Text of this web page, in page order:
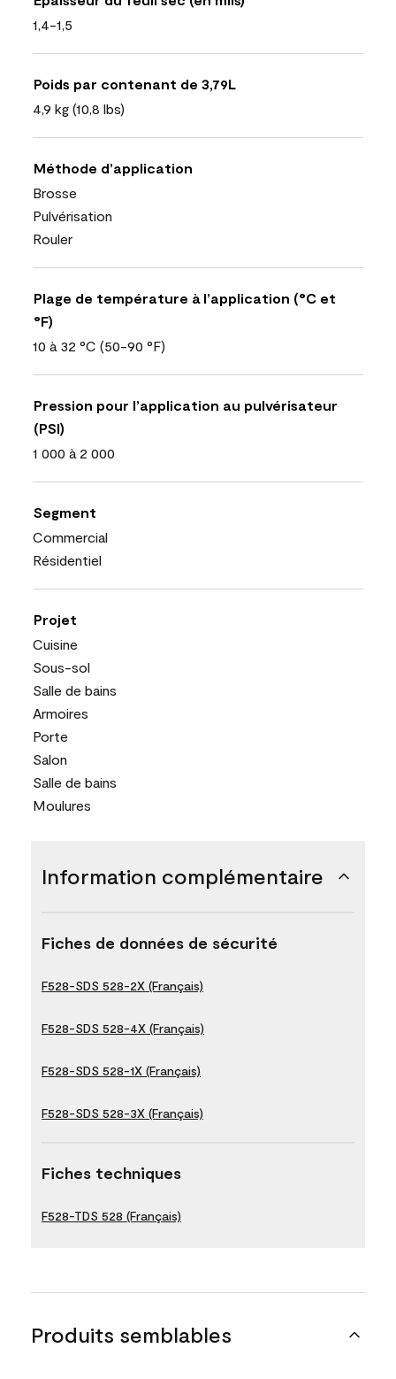
1,4-1,5
Poids par contenant de 3,79L
4,9 kg (10,8 lbs)
Méthode d’application
Brosse
Pulvérisation
Rouler
Plage de température à l’application (°C et
°F)
10 à 32 °C (50-90 °F)
Pression pour l’application au pulvérisateur
(PSI)
1 000 à 2 000
Segment
Commercial
Résidentiel
Projet
Cuisine
Sous-sol
Salle de bains
Armoires
Porte
Salon
Salle de bains
Moulures
Information complémentaire
Fiches de données de sécurité
F528-SDS 528-2X (Français)
F528-SDS 528-4X (Français)
F528-SDS 528-1X (Français)
F528-SDS 528-3X (Français)
Fiches techniques
F528-TDS 528 (Français)
Produits semblables